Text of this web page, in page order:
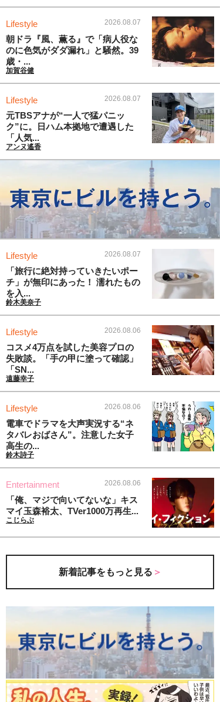
Lifestyle 2026.08.07
朝ドラ『風、薫る』で「病人役な
のに色気がダダ漏れ」と騒然。39
歳・...
加賀谷健
Lifestyle 2026.08.07
元TBSアナが“一人で猛パニッ
ク”に。日ハム本拠地で遭遇した
「人気...
アンヌ遙香
Lifestyle 2026.08.07
「旅行に絶対持っていきたいポー
チ」が無印にあった！ 濡れたもの
を入...
鈴木美奈子
Lifestyle 2026.08.06
コスメ4万点を試した美容プロの
失敗談。「手の甲に塗って確認」
「SN...
遠藤幸子
Lifestyle 2026.08.06
電車でドラマを大声実況する“ネ
タバレおばさん”。注意した女子
高生の...
鈴木詩子
Entertainment 2026.08.06
「俺、マジで向いてないな」キス
マイ玉森裕太、TVer1000万再生...
こじらぶ
新着記事をもっと見る